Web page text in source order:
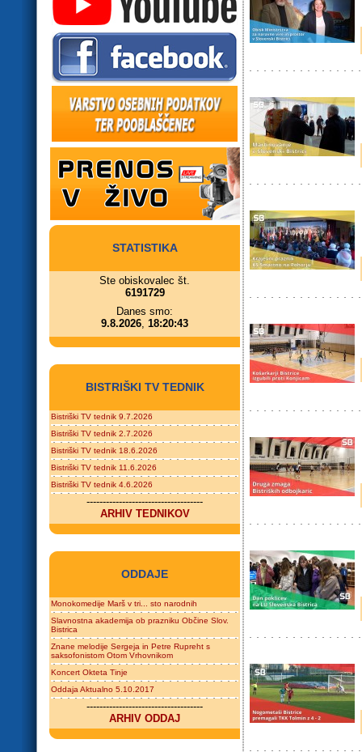
STATISTIKA
Ste obiskovalec št.
6191729
Danes smo:
9.8.2026, 18:20:43
BISTRIŠKI TV TEDNIK
Bistriški TV tednik 9.7.2026
Bistriški TV tednik 2.7.2026
Bistriški TV tednik 18.6.2026
Bistriški TV tednik 11.6.2026
Bistriški TV tednik 4.6.2026
------------------------------------
ARHIV TEDNIKOV
ODDAJE
Monokomedije Marš v tri... sto narodnih
Slavnostna akademija ob prazniku Občine Slov.
Bistrica
Znane melodije Sergeja in Petre Rupreht s
saksofonistom Otom Vrhovnikom
Koncert Okteta Tinje
Oddaja Aktualno 5.10.2017
------------------------------------
ARHIV ODDAJ